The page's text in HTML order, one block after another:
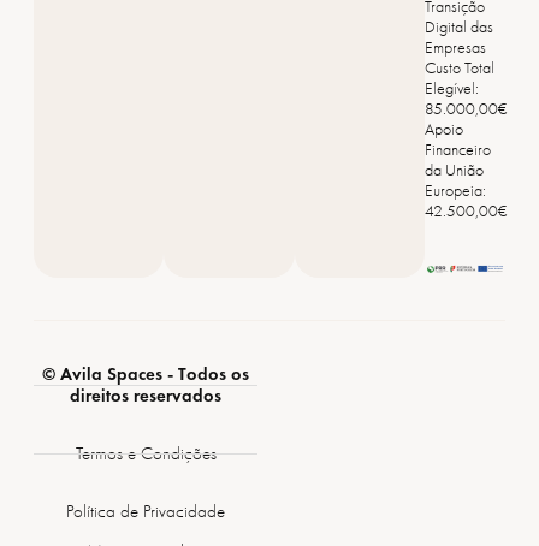
Transição
Digital das
Empresas
Custo Total
Elegível:
85.000,00€
Apoio
Financeiro
da União
Europeia:
42.500,00€
© Avila Spaces - Todos os
direitos reservados
Termos e Condições
Política de Privacidade